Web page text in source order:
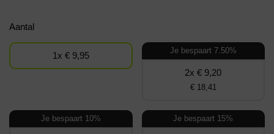
Aantal
1x € 9,95 Je bespaart 7.50%
2x € 9,20
€ 18,41
Je bespaart 10% Je bespaart 15%